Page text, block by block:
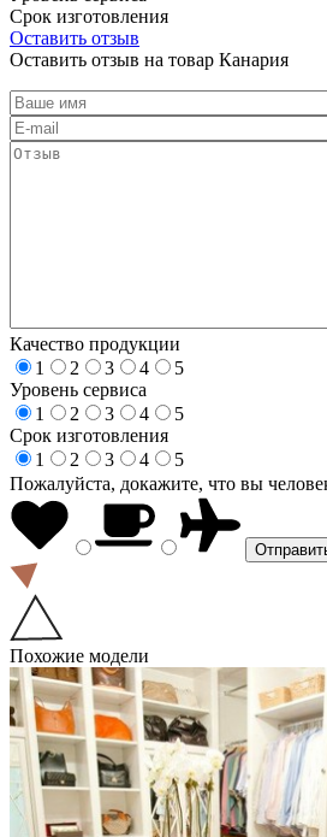
Срок изготовления
Оставить отзыв
Оставить отзыв на товар Канария
Качество продукции
1
2 3 4
5
Уровень сервиса
1
2 3 4
5
Срок изготовления
1
2 3 4
5
Пожалуйста, докажите, что вы
Похожие модели